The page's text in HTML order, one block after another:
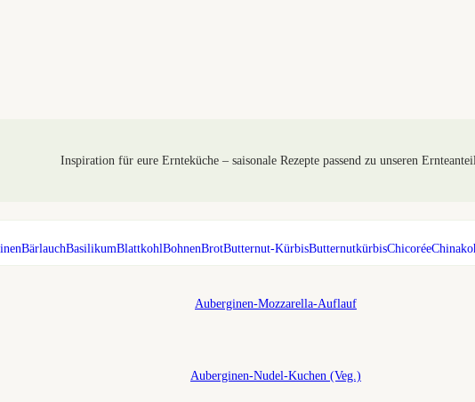
Inspiration für eure Ernteküche – saisonale Rezepte passend zu unseren
BärlauchBasilikumBlattkohlBohnenBrotButternut-KürbisButternutkürbisChicorée
Auberginen-Mozzarella-Auflauf
Auberginen-Nudel-Kuchen (Veg.)